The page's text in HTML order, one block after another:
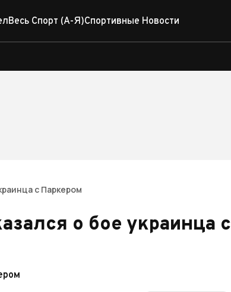
Весь Спорт (А-Я)Спортивные Новости
с Паркером
о бое украинца с